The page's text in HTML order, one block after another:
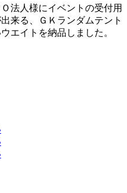
法人様にイベントの受付用
来る、ＧＫランダムテント
エイトを納品しました。